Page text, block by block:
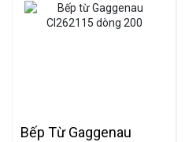
Bếp Từ Gaggenau